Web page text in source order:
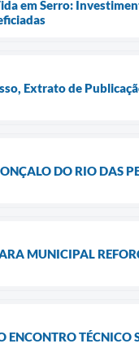
em Serro:
Extrato de
DO RIO DAS
MUNICIPAL
ENCONTRO